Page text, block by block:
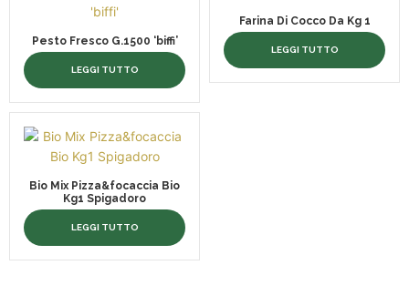
Pesto Fresco G.1500 ‘biffi’
LEGGI TUTTO
Farina Di Cocco Da Kg 1
LEGGI TUTTO
Bio Mix Pizza&focaccia Bio
Kg1 Spigadoro
LEGGI TUTTO